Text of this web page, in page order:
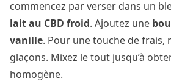
commencez par verser dans un
lait au CBD froid. Ajoutez une
vanille. Pour une touche de frais,
glaçons. Mixez le tout jusqu’à
homogène.